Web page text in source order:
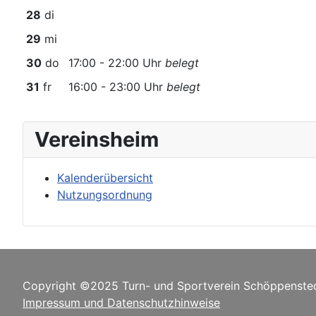
28 di
29 mi
30 do 17:00 - 22:00 Uhr belegt
31 fr 16:00 - 23:00 Uhr belegt
Vereinsheim
Kalenderübersicht
Nutzungsordnung
Copyright ©2025 Turn- und Sportverein
Impressum und Datenschutzhinweise